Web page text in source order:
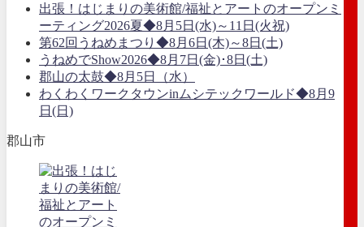
出張！はじまりの美術館/福祉とアートのオープンミ
ーティング2026夏◆8月5日(水)～11日(火祝)
第62回うねめまつり◆8月6日(木)～8日(土)
うねめでShow2026◆8月7日(金)･8日(土)
郡山の太鼓◆8月5日（水）
わくわくワークタウンinムシテックワールド◆8月9
日(日)
郡山市